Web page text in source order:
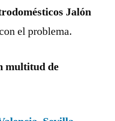
Jalón
el problema.
multitud de